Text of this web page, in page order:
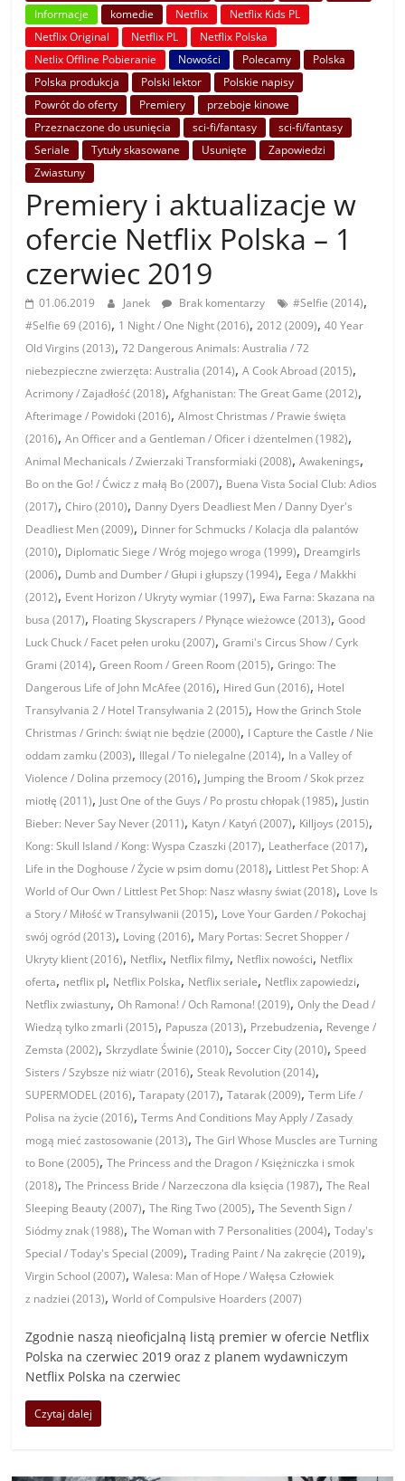
Informacje
komedie Netflix
Netflix Kids PL
Netflix Original
Netflix PL
Netflix Polska
Netlix Offline Pobieranie
Nowości Polecamy
Polska
Polska produkcja
Polski lektor
Polskie napisy
Powrót do oferty
Premiery
przeboje kinowe
Przeznaczone do usunięcia
sci-fi/fantasy
sci-fi/fantasy
Seriale
Tytuły skasowane Usunięte
Zapowiedzi
Zwiastuny
Premiery i aktualizacje w
ofercie Netflix Polska – 1
czerwiec 2019
01.06.2019 Janek Brak komentarzy #Selfie (2014),
#Selfie 69 (2016), 1 Night / One Night (2016),2012 (2009),40 Year
Old Virgins (2013),72 Dangerous Animals: Australia / 72
niebezpieczne zwierzęta: Australia (2014),A Cook Abroad (2015),
Acrimony / Zajadłość (2018),Afghanistan: The Great Game (2012),
Afterimage / Powidoki (2016),Almost Christmas / Prawie święta
(2016),An Officer and a Gentleman / Oficer i dżentelmen (1982),
Animal Mechanicals / Zwierzaki Transformiaki (2008),Awakenings,
Bo on the Go! / Ćwicz z małą Bo (2007), Buena Vista Social Club: Adios
(2017),Chiro (2010), Danny Dyers Deadliest Men / Danny Dyer's
Deadliest Men (2009), Dinner for Schmucks / Kolacja dla palantów
(2010), Diplomatic Siege / Wróg mojego wroga (1999), Dreamgirls
(2006), Dumb and Dumber / Głupi i głupszy (1994), Eega / Makkhi
(2012), Event Horizon / Ukryty wymiar (1997), Ewa Farna: Skazana na
busa (2017), Floating Skyscrapers / Płynące wieżowce (2013),Good
Luck Chuck / Facet pełen uroku (2007),Grami's Circus Show / Cyrk
Grami (2014),Green Room / Green Room (2015),Gringo: The
Dangerous Life of John McAfee (2016), Hired Gun (2016), Hotel
Transylvania 2 / Hotel Transylwania 2 (2015), How the Grinch Stole
Christmas / Grinch: świąt nie będzie (2000), I Capture the Castle / Nie
oddam zamku (2003), Illegal / To nielegalne (2014), In a Valley of
Violence / Dolina przemocy (2016), Jumping the Broom / Skok przez
miotłę (2011), Just One of the Guys / Po prostu chłopak (1985), Justin
Bieber: Never Say Never (2011), Katyn / Katyń (2007), Killjoys (2015),
Kong: Skull Island / Kong: Wyspa Czaszki (2017), Leatherface (2017),
Life in the Doghouse / Życie w psim domu (2018), Littlest Pet Shop: A
World of Our Own / Littlest Pet Shop: Nasz własny świat (2018), Love Is
a Story / Miłość w Transylwanii (2015), Love Your Garden / Pokochaj
swój ogród (2013), Loving (2016), Mary Portas: Secret Shopper /
Ukryty klient (2016), Netflix, Netflix filmy, Netflix nowości, Netflix
oferta, netflix pl, Netflix Polska, Netflix seriale, Netflix zapowiedzi,
Netflix zwiastuny,Oh Ramona! / Och Ramona! (2019),Only the Dead /
Wiedzą tylko zmarli (2015), Papusza (2013), Przebudzenia, Revenge /
Zemsta (2002),Skrzydlate Świnie (2010),Soccer City (2010),Speed
Sisters / Szybsze niż wiatr (2016),Steak Revolution (2014),
SUPERMODEL (2016),Tarapaty (2017),Tatarak (2009),Term Life /
Polisa na życie (2016),Terms And Conditions May Apply / Zasady
mogą mieć zastosowanie (2013),The Girl Whose Muscles are Turning
to Bone (2005),The Princess and the Dragon / Księżniczka i smok
(2018),The Princess Bride / Narzeczona dla księcia (1987),The Real
Sleeping Beauty (2007),The Ring Two (2005),The Seventh Sign /
Siódmy znak (1988),The Woman with 7 Personalities (2004),Today's
Special / Today's Special (2009),Trading Paint / Na zakręcie (2019),
Virgin School (2007),Walesa: Man of Hope / Wałęsa Człowiek
z nadziei (2013),World of Compulsive Hoarders (2007)
Zgodnie naszą nieoficjalną listą premier w ofercie Netflix
Polska na czerwiec 2019 oraz z planem wydawniczym
Netflix Polska na czerwiec
Czytaj dalej